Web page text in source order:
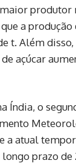
produtor
a
t. Além
açúcar
Índia, o
a atual
prazo de